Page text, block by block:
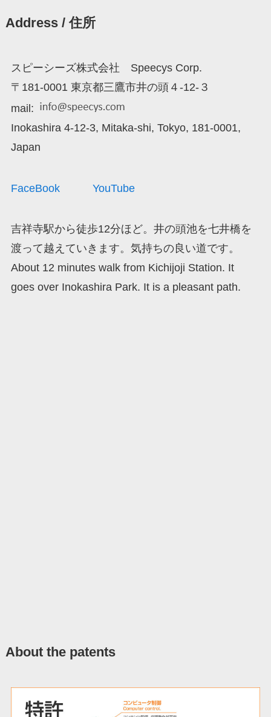
Address / 住所
スピーシーズ株式会社 Speecys Corp.
〒181-0001 東京都三鷹市井の頭４‐12‐３
mail:
Inokashira 4-12-3, Mitaka-shi, Tokyo, 181-0001,
Japan
FaceBook YouTube
吉祥寺駅から徒歩12分ほど。井の頭池を七井橋を
渡って越えていきます。気持ちの良い道です。
About 12 minutes walk from Kichijoji Station. It
goes over Inokashira Park. It is a pleasant path.
About the patents